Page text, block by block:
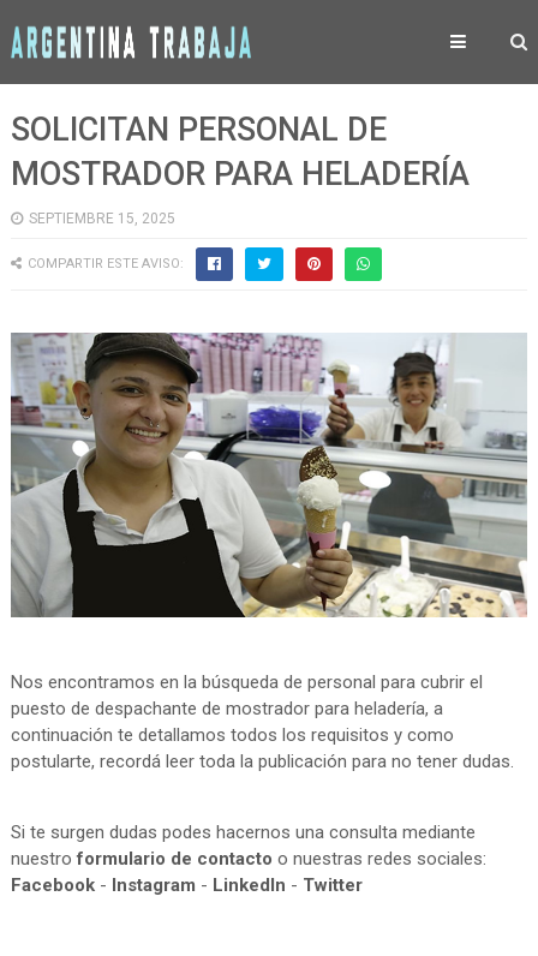
SOLICITAN PERSONAL DE
MOSTRADOR PARA HELADERÍA
SEPTIEMBRE 15, 2025
COMPARTIR ESTE AVISO:
Nos encontramos en la búsqueda de personal para cubrir el
puesto de despachante de mostrador para heladería, a
continuación te detallamos todos los requisitos y como
postularte, recordá leer toda la publicación para no tener dudas.
Si te surgen dudas podes hacernos una consulta mediante
nuestroformulario de contacto o nuestras redes sociales:
Facebook- Instagram - LinkedIn - Twitter